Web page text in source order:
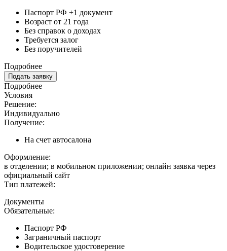
Паспорт РФ +1 документ
Возраст от 21 года
Без справок о доходах
Требуется залог
Без поручителей
Подробнее
Подать заявку
Подробнее
Условия
Решение:
Индивидуально
Получение:
На счет автосалона
Оформление:
в отделении; в мобильном приложении; онлайн заявка через
официальный сайт
Тип платежей:
Документы
Обязательные:
Паспорт РФ
Заграничный паспорт
Водительское удостоверение